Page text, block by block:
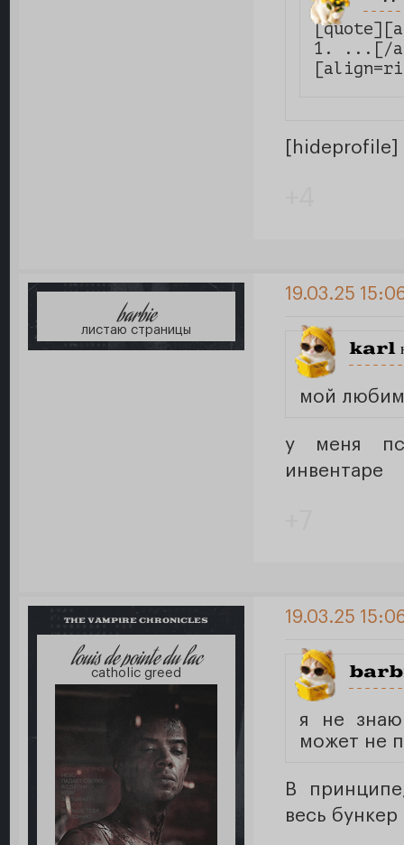
1. ...[/
[hideprofile]
barbie
листаю страницы
19.03.25
karl
мой
у меня
инвентаре
THE VAMPIRE CHRONICLES
louis de pointe du lac
catholic greed
19.03.25
я не
может не
В
весь бункер